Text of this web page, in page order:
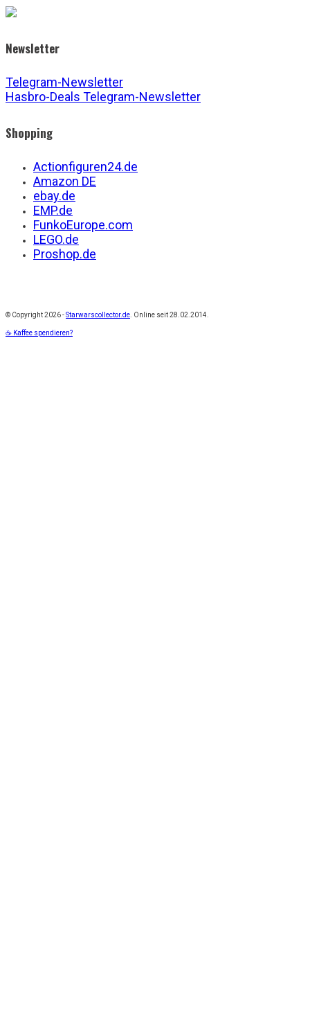
Newsletter
Telegram-Newsletter
Hasbro-Deals Telegram-Newsletter
Shopping
Actionfiguren24.de
Amazon DE
ebay.de
EMP.de
FunkoEurope.com
LEGO.de
Proshop.de
© Copyright2026 -Starwarscollector.de . Online seit 28.02.2014.
☕ Kaffee spendieren?